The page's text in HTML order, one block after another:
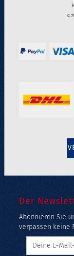
©
Der
Abonnieren Sie
verpassen keine